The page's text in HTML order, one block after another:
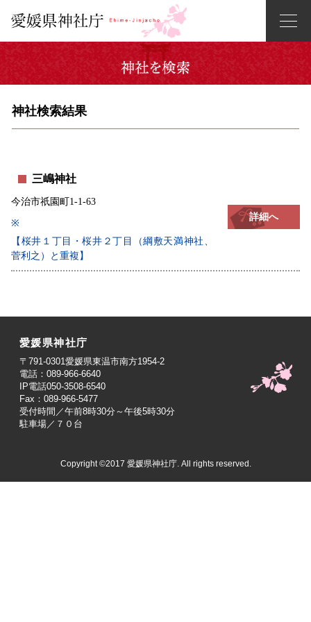
神社検索結果
三嶋神社
今治市祇園町1-1-63
詳細へ
※
【桜井１丁目・桜井２丁目（綱敷天満神社、
菅利之）と重複】
愛媛県神社庁
〒791-0301愛媛県東温市南方1954-2
電話：089-966-6640
IP電話050-3508-6540
Fax：089-966-5477
受付時間／午前8時30分～午後5時30分
駐車場／７０台
Copyright ©2017 愛媛県神社庁. All rights reserved.